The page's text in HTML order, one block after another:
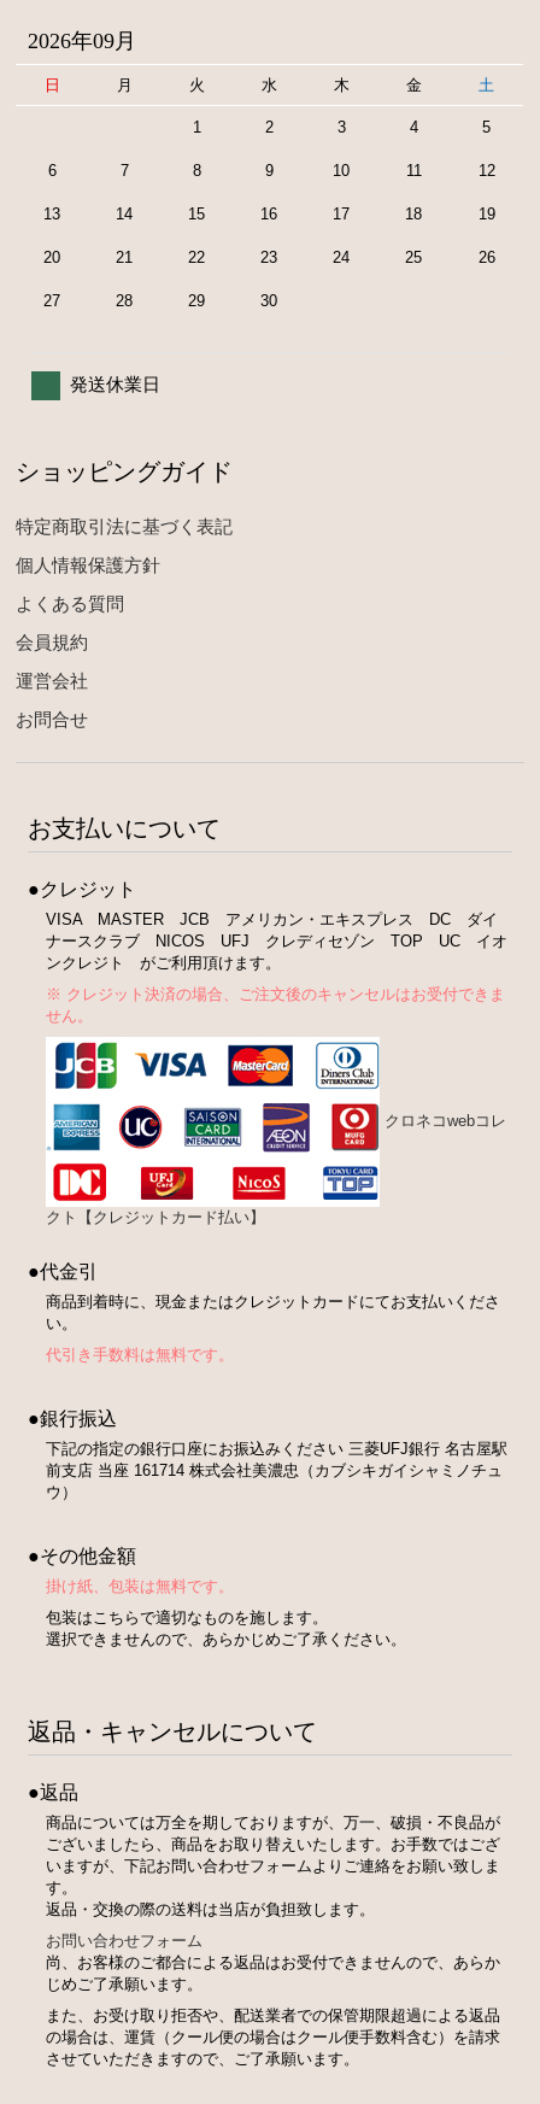
2026年09月
日 月 火 水 木 金 土
1 2 3 4 5
6 7 8 9 10 11 12
13 14 15 16 17 18 19
20 21 22 23 24 25 26
27 28 29 30
発送休業日
ショッピングガイド
特定商取引法に基づく表記
個人情報保護方針
よくある質問
会員規約
運営会社
お問合せ
お支払いについて
●クレジット
VISA MASTER JCB アメリカン・エキスプレス DC ダイ
ナースクラブ NICOS UFJ クレディセゾン TOP UC イオ
ンクレジト がご利用頂けます。
※ クレジット決済の場合、ご注文後のキャンセルはお受付できま
せん。
クロネコwebコレ
クト【クレジットカード払い】
●代金引
商品到着時に、現金またはクレジットカードにてお支払いくださ
い。
代引き手数料は無料です。
●銀行振込
下記の指定の銀行口座にお振込みください 三菱UFJ銀行 名古屋駅
前支店 当座 161714 株式会社美濃忠（カブシキガイシャミノチュ
ウ）
●その他金額
掛け紙、包装は無料です。
包装はこちらで適切なものを施します。
選択できませんので、あらかじめご了承ください。
返品・キャンセルについて
●返品
商品については万全を期しておりますが、万一、破損・不良品が
ございましたら、商品をお取り替えいたします。お手数ではござ
いますが、下記お問い合わせフォームよりご連絡をお願い致しま
す。
返品・交換の際の送料は当店が負担致します。
お問い合わせフォーム
尚、お客様のご都合による返品はお受付できませんので、あらか
じめご了承願います。
また、お受け取り拒否や、配送業者での保管期限超過による返品
の場合は、運賃（クール便の場合はクール便手数料含む）を請求
させていただきますので、ご了承願います。